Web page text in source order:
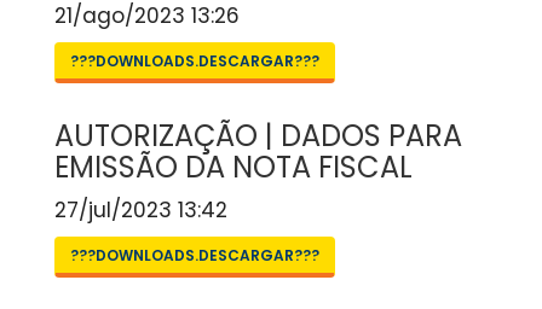
21/ago/2023 13:26
???DOWNLOADS.DESCARGAR???
AUTORIZAÇÃO | DADOS PARA
EMISSÃO DA NOTA FISCAL
27/jul/2023 13:42
???DOWNLOADS.DESCARGAR???